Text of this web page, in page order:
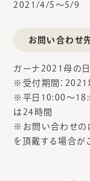
2021/4/5～5/9
お問い合わせ先
ガーナ2021母の
※受付期間：2021
※平日10:00～
は24時間
※お問い合わせの
を頂戴する場合が